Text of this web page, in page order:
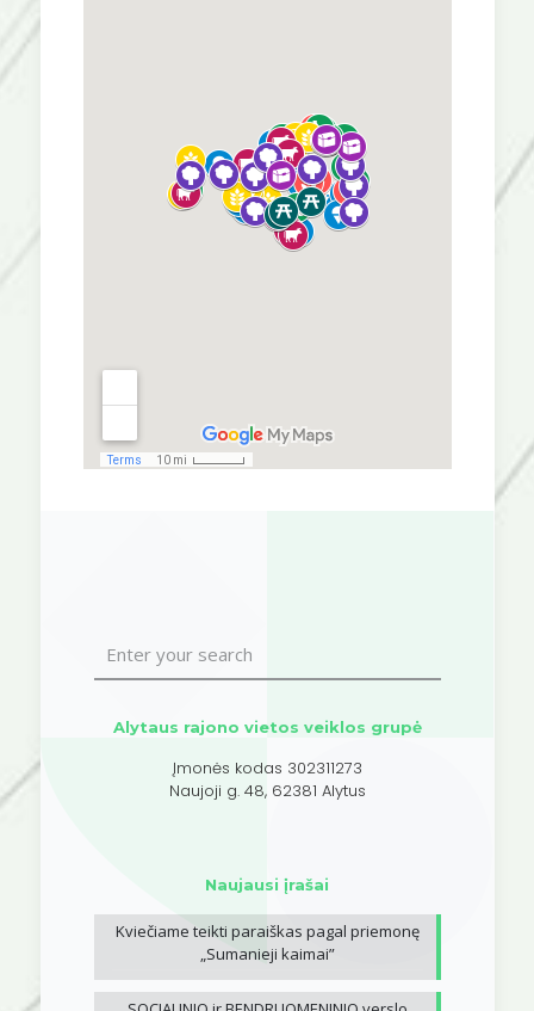
Alytaus rajono vietos veiklos grupė
Įmonės kodas 302311273
Naujoji g. 48, 62381 Alytus
Naujausi įrašai
Kviečiame teikti paraiškas pagal priemonę
„Sumanieji kaimai”